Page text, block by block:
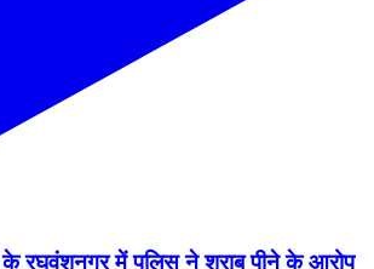
के रघुवंशनगर में पुलिस ने शराब पीने के आरोप